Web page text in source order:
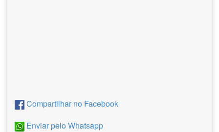
Compartilhar no Facebook
Enviar pelo Whatsapp